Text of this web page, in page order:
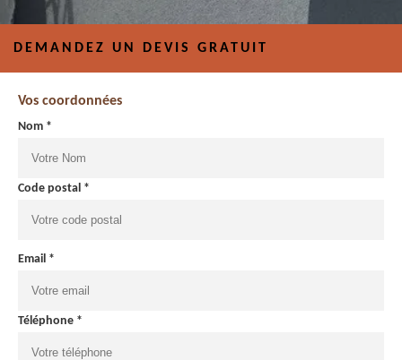
DEMANDEZ UN DEVIS GRATUIT
Vos coordonnées
Nom *
Code postal *
Email *
Téléphone *